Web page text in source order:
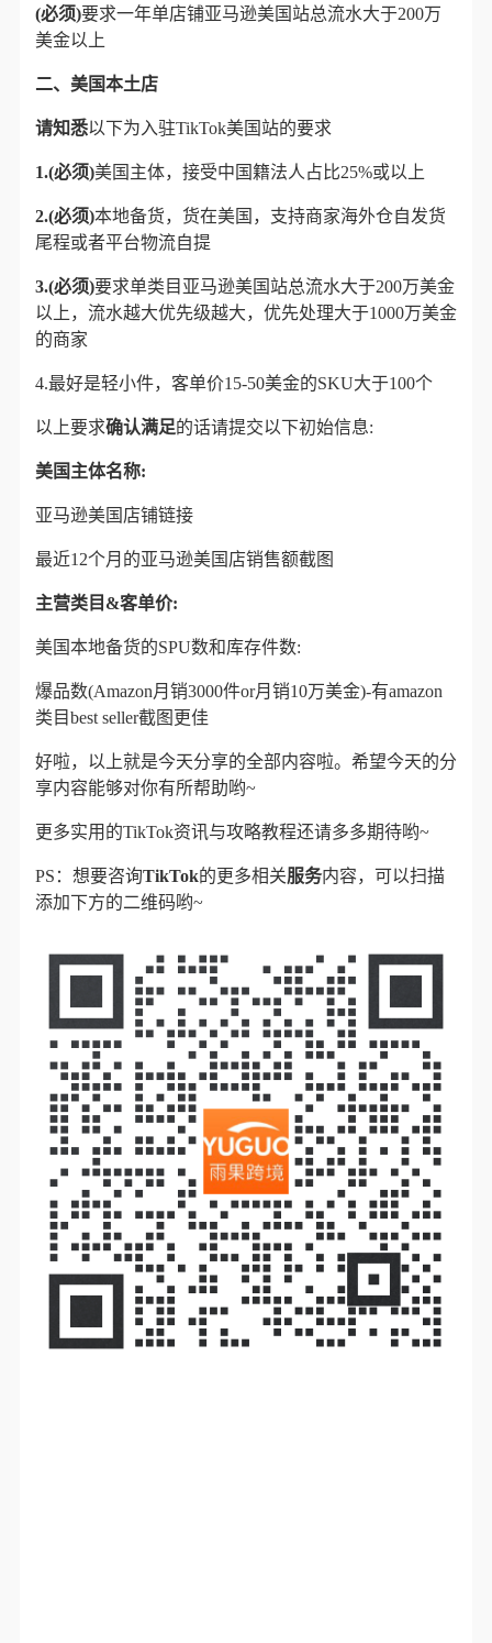
(必须)要求一年单店铺亚马逊美国站总流水大于200万
美金以上
二、美国本土店
请知悉以下为入驻TikTok美国站的要求
1.(必须)美国主体，接受中国籍法人占比25%或以上
2.(必须)本地备货，货在美国，支持商家海外仓自发货
尾程或者平台物流自提
3.(必须)要求单类目亚马逊美国站总流水大于200万美金
以上，流水越大优先级越大，优先处理大于1000万美金
的商家
4.最好是轻小件，客单价15-50美金的SKU大于100个
以上要求确认满足的话请提交以下初始信息:
美国主体名称:
亚马逊美国店铺链接
最近12个月的亚马逊美国店销售额截图
主营类目&客单价:
美国本地备货的SPU数和库存件数:
爆品数(Amazon月销3000件or月销10万美金)-有amazon
类目best seller截图更佳
好啦，以上就是今天分享的全部内容啦。希望今天的分
享内容能够对你有所帮助哟~
更多实用的TikTok资讯与攻略教程还请多多期待哟~
PS：想要咨询TikTok的更多相关服务内容，可以扫描
添加下方的二维码哟~